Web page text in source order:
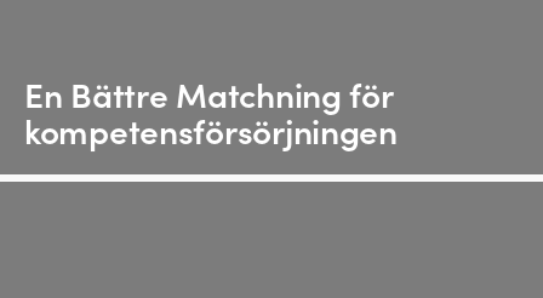
En Bättre Matchning för
kompetensförsörjningen